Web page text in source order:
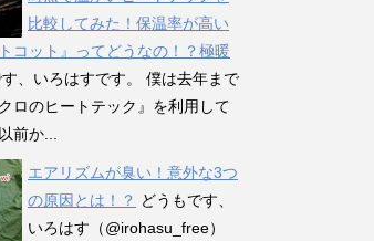
比較してみた！保温率が高い
コット』ってどうなの！？極暖
す、いろはすです。 僕は去年まで
ロのヒートテック』を利用して
前か...
エアリズムが臭い！意外な3つ
の原因とは！？ どうもです、
いろはす（@irohasu_free）